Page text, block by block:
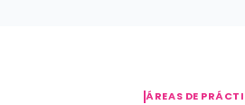
ÁREAS DE